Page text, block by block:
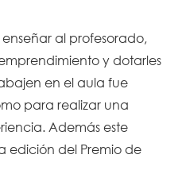
al profesorado,
y dotarles
en el aula fue
para realizar una
Además este
edición del Premio de